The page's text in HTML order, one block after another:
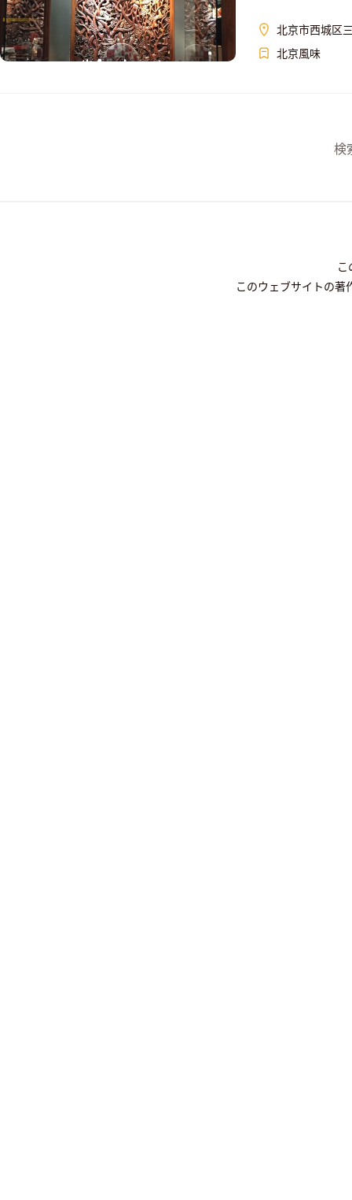
北京市西城区
北京風味
検
このウェブサイトの